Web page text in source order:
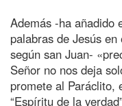
Además -ha añadido
palabras de Jesús
según san Juan-
Señor no nos deja
promete al Paráclito,
“Espíritu de la